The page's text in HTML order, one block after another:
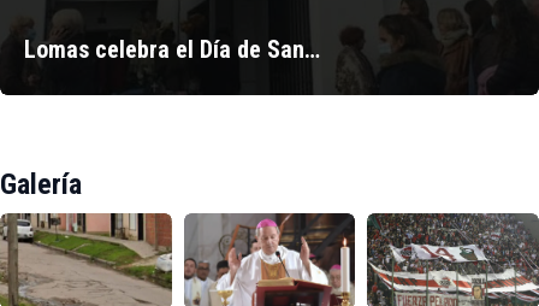
Lomas celebra el Día de San…
Galería